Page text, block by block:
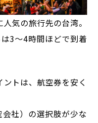
気の旅行先の台湾。
3～4時間ほどで到着
トは、航空券を安く
社）の選択肢が少な